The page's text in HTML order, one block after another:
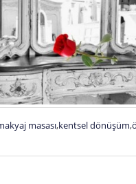
masası,kentsel dönüşüm,